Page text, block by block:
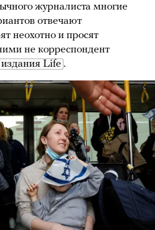
журналиста многие
отвечают
неохотно и просят
не корреспондент
издания Life .